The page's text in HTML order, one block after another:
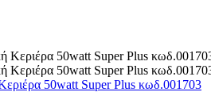
50watt Super Plus κωδ.001703